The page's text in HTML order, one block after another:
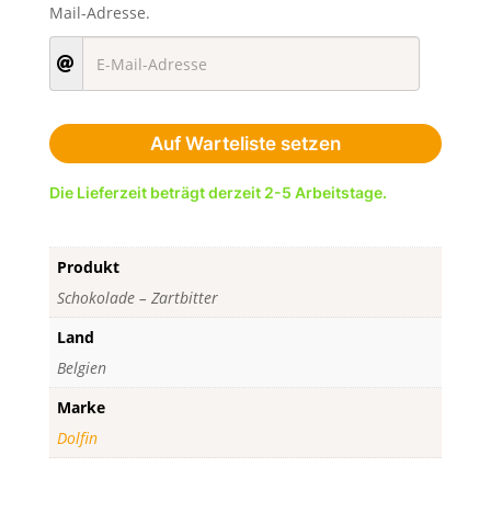
Mail-Adresse.
Auf Warteliste setzen
Die Lieferzeit beträgt derzeit 2-5 Arbeitstage.
Produkt
Schokolade – Zartbitter
Land
Belgien
Marke
Dolfin